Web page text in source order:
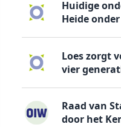
Huidige
Heide
Loes zorgt
vier
Raad van
door het